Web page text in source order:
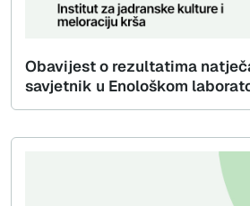
Obavijest o rezultatima
savjetnik u Enološkom